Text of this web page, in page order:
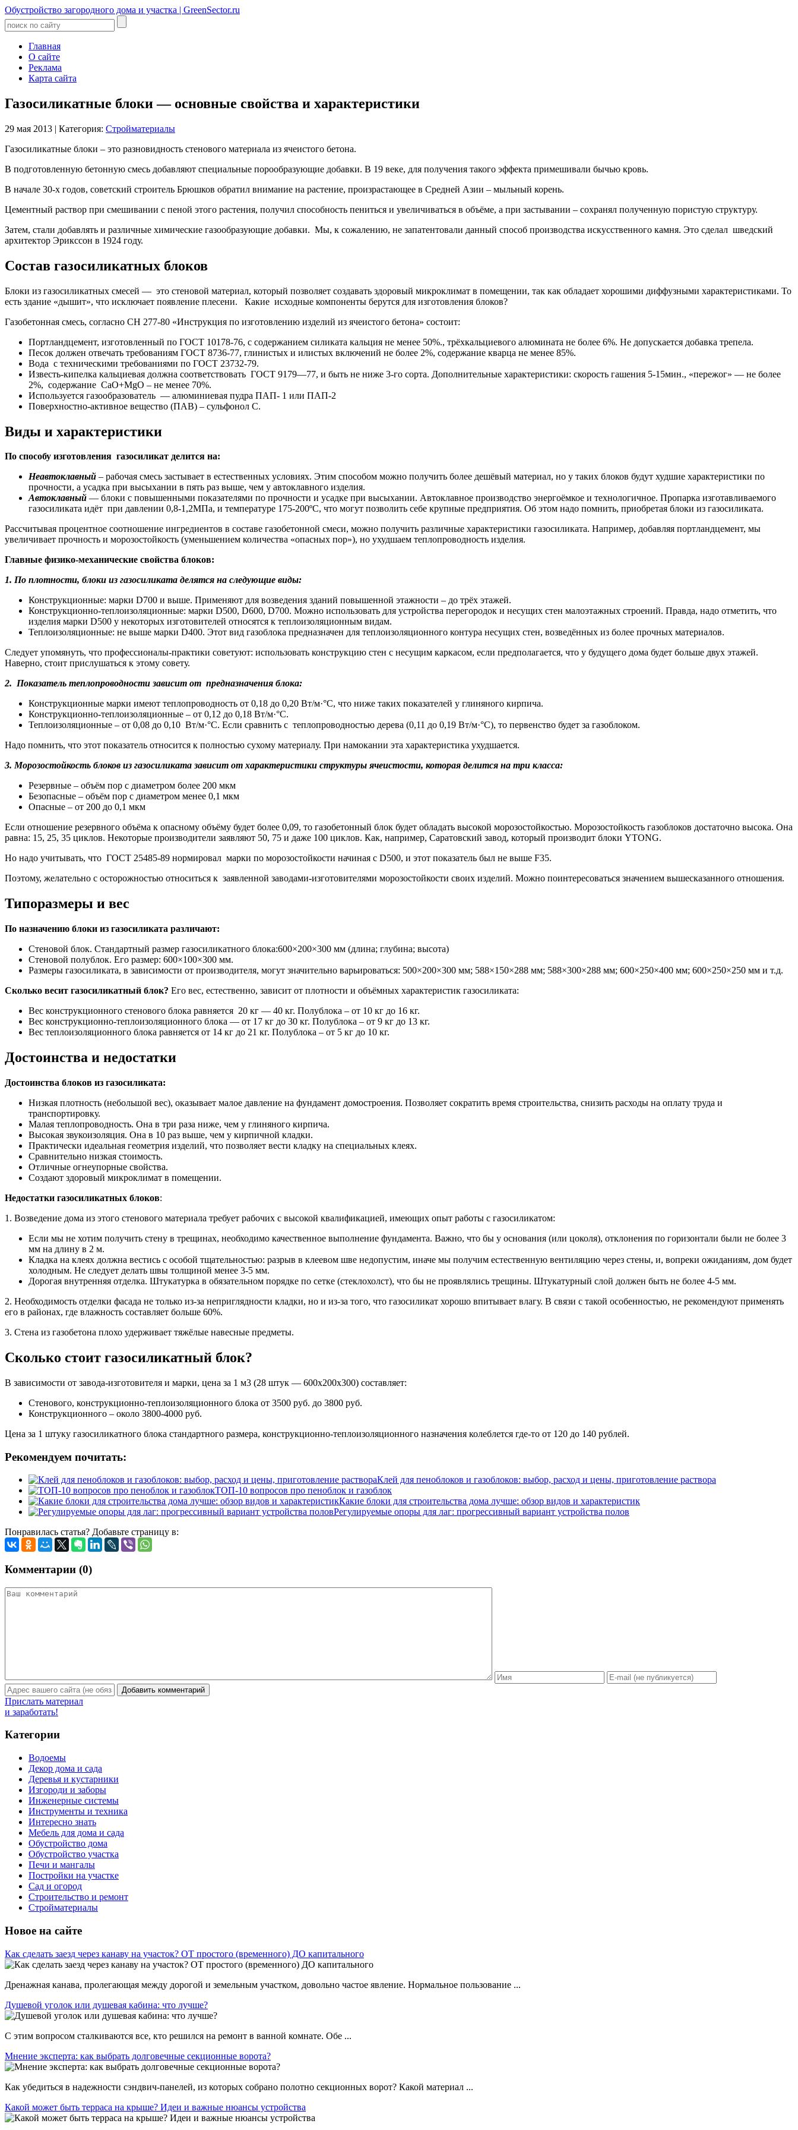
Обустройство загородного дома и участка | GreenSector.ru
Главная
О сайте
Реклама
Карта сайта
Газосиликатные блоки — основные свойства и характеристики
29 мая 2013 | Категория: Стройматериалы
Газосиликатные блоки – это разновидность стенового материала из ячеистого бетона.
В подготовленную бетонную смесь добавляют специальные порообразующие добавки. В 19 веке, для получения такого эффекта примешивали бычью кровь.
В начале 30-х годов, советский строитель Брюшков обратил внимание на растение, произрастающее в Средней Азии – мыльный корень.
Цементный раствор при смешивании с пеной этого растения, получил способность пениться и увеличиваться в объёме, а при застывании – сохранял полученную пористую структуру.
Затем, стали добавлять и различные химические газообразующие добавки. Мы, к сожалению, не запатентовали данный способ производства искусственного камня. Это сделал шведский
архитектор Эрикссон в 1924 году.
Состав газосиликатных блоков
Блоки из газосиликатных смесей — это стеновой материал, который позволяет создавать здоровый микроклимат в помещении, так как обладает хорошими диффузными характеристиками. То
есть здание «дышит», что исключает появление плесени. Какие исходные компоненты берутся для изготовления блоков?
Газобетонная смесь, согласно СН 277-80 «Инструкция по изготовлению изделий из ячеистого бетона» состоит:
Портландцемент, изготовленный по ГОСТ 10178-76, с содержанием силиката кальция не менее 50%., трёхкальциевого алюмината не более 6%. Не допускается добавка трепела.
Песок должен отвечать требованиям ГОСТ 8736-77, глинистых и илистых включений не более 2%, содержание кварца не менее 85%.
Вода с техническими требованиями по ГОСТ 23732-79.
Известь-кипелка кальциевая должна соответствовать ГОСТ 9179—77, и быть не ниже 3-го сорта. Дополнительные характеристики: скорость гашения 5-15мин., «пережог» — не более
2%, содержание СаО+МgО – не менее 70%.
Используется газообразователь — алюминиевая пудра ПАП- 1 или ПАП-2
Поверхностно-активное вещество (ПАВ) – сульфонол С.
Виды и характеристики
По способу изготовления газосиликат делится на:
Неавтоклавный – рабочая смесь застывает в естественных условиях. Этим способом можно получить более дешёвый материал, но у таких блоков будут худшие характеристики по
прочности, а усадка при высыхании в пять раз выше, чем у автоклавного изделия.
Автоклавный — блоки с повышенными показателями по прочности и усадке при высыхании. Автоклавное производство энергоёмкое и технологичное. Пропарка изготавливаемого
газосиликата идёт при давлении 0,8-1,2МПа, и температуре 175-200ºС, что могут позволить себе крупные предприятия. Об этом надо помнить, приобретая блоки из газосиликата.
Рассчитывая процентное соотношение ингредиентов в составе газобетонной смеси, можно получить различные характеристики газосиликата. Например, добавляя портландцемент, мы
увеличивает прочность и морозостойкость (уменьшением количества «опасных пор»), но ухудшаем теплопроводность изделия.
Главные физико-механические свойства блоков:
1. По плотности, блоки из газосиликата делятся на следующие виды:
Конструкционные: марки D700 и выше. Применяют для возведения зданий повышенной этажности – до трёх этажей.
Конструкционно-теплоизоляционные: марки D500, D600, D700. Можно использовать для устройства перегородок и несущих стен малоэтажных строений. Правда, надо отметить, что
изделия марки D500 у некоторых изготовителей относятся к теплоизоляционным видам.
Теплоизоляционные: не выше марки D400. Этот вид газоблока предназначен для теплоизоляционного контура несущих стен, возведённых из более прочных материалов.
Следует упомянуть, что профессионалы-практики советуют: использовать конструкцию стен с несущим каркасом, если предполагается, что у будущего дома будет больше двух этажей.
Наверно, стоит прислушаться к этому совету.
2. Показатель теплопроводности зависит от предназначения блока:
Конструкционные марки имеют теплопроводность от 0,18 до 0,20 Вт/м·°С, что ниже таких показателей у глиняного кирпича.
Конструкционно-теплоизоляционные – от 0,12 до 0,18 Вт/м·°С.
Теплоизоляционные – от 0,08 до 0,10 Вт/м·°С. Если сравнить с теплопроводностью дерева (0,11 до 0,19 Вт/м·°С), то первенство будет за газоблоком.
Надо помнить, что этот показатель относится к полностью сухому материалу. При намокании эта характеристика ухудшается.
3. Морозостойкость блоков из газосиликата зависит от характеристики структуры ячеистости, которая делится на три класса:
Резервные – объём пор с диаметром более 200 мкм
Безопасные – объём пор с диаметром менее 0,1 мкм
Опасные – от 200 до 0,1 мкм
Если отношение резервного объёма к опасному объёму будет более 0,09, то газобетонный блок будет обладать высокой морозостойкостью. Морозостойкость газоблоков достаточно высока. Она
равна: 15, 25, 35 циклов. Некоторые производители заявляют 50, 75 и даже 100 циклов. Как, например, Саратовский завод, который производит блоки YTONG.
Но надо учитывать, что ГОСТ 25485-89 нормировал марки по морозостойкости начиная с D500, и этот показатель был не выше F35.
Поэтому, желательно с осторожностью относиться к заявленной заводами-изготовителями морозостойкости своих изделий. Можно поинтересоваться значением вышесказанного отношения.
Типоразмеры и вес
По назначению блоки из газосиликата различают:
Стеновой блок. Стандартный размер газосиликатного блока:600×200×300 мм (длина; глубина; высота)
Стеновой полублок. Его размер: 600×100×300 мм.
Размеры газосиликата, в зависимости от производителя, могут значительно варьироваться: 500×200×300 мм; 588×150×288 мм; 588×300×288 мм; 600×250×400 мм; 600×250×250 мм и т.д.
Сколько весит газосиликатный блок? Его вес, естественно, зависит от плотности и объёмных характеристик газосиликата:
Вес конструкционного стенового блока равняется 20 кг — 40 кг. Полублока – от 10 кг до 16 кг.
Вес конструкционно-теплоизоляционного блока — от 17 кг до 30 кг. Полублока – от 9 кг до 13 кг.
Вес теплоизоляционного блока равняется от 14 кг до 21 кг. Полублока – от 5 кг до 10 кг.
Достоинства и недостатки
Достоинства блоков из газосиликата:
Низкая плотность (небольшой вес), оказывает малое давление на фундамент домостроения. Позволяет сократить время строительства, снизить расходы на оплату труда и
транспортировку.
Малая теплопроводность. Она в три раза ниже, чем у глиняного кирпича.
Высокая звукоизоляция. Она в 10 раз выше, чем у кирпичной кладки.
Практически идеальная геометрия изделий, что позволяет вести кладку на специальных клеях.
Сравнительно низкая стоимость.
Отличные огнеупорные свойства.
Создают здоровый микроклимат в помещении.
Недостатки газосиликатных блоков:
1. Возведение дома из этого стенового материала требует рабочих с высокой квалификацией, имеющих опыт работы с газосиликатом:
Если мы не хотим получить стену в трещинах, необходимо качественное выполнение фундамента. Важно, что бы у основания (или цоколя), отклонения по горизонтали были не более 3
мм на длину в 2 м.
Кладка на клеях должна вестись с особой тщательностью: разрыв в клеевом шве недопустим, иначе мы получим естественную вентиляцию через стены, и, вопреки ожиданиям, дом будет
холодным. Не следует делать швы толщиной менее 3-5 мм.
Дорогая внутренняя отделка. Штукатурка в обязательном порядке по сетке (стеклохолст), что бы не проявлялись трещины. Штукатурный слой должен быть не более 4-5 мм.
2. Необходимость отделки фасада не только из-за неприглядности кладки, но и из-за того, что газосиликат хорошо впитывает влагу. В связи с такой особенностью, не рекомендуют применять
его в районах, где влажность составляет больше 60%.
3. Стена из газобетона плохо удерживает тяжёлые навесные предметы.
Сколько стоит газосиликатный блок?
В зависимости от завода-изготовителя и марки, цена за 1 м3 (28 штук — 600х200х300) составляет:
Стенового, конструкционно-теплоизоляционного блока от 3500 руб. до 3800 руб.
Конструкционного – около 3800-4000 руб.
Цена за 1 штуку газосиликатного блока стандартного размера, конструкционно-теплоизоляционного назначения колеблется где-то от 120 до 140 рублей.
Рекомендуем почитать:
Клей для пеноблоков и газоблоков: выбор, расход и цены, приготовление раствора
ТОП-10 вопросов про пеноблок и газоблок
Какие блоки для строительства дома лучше: обзор видов и характеристик
Регулируемые опоры для лаг: прогрессивный вариант устройства полов
Понравилась статья? Добавьте страницу в:
Комментарии (0)
Прислать материал
и заработать!
Категории
Водоемы
Декор дома и сада
Деревья и кустарники
Изгороди и заборы
Инженерные системы
Инструменты и техника
Интересно знать
Мебель для дома и сада
Обустройство дома
Обустройство участка
Печи и мангалы
Постройки на участке
Сад и огород
Строительство и ремонт
Стройматериалы
Новое на сайте
Как сделать заезд через канаву на участок? ОТ простого (временного) ДО капитального
Дренажная канава, пролегающая между дорогой и земельным участком, довольно частое явление. Нормальное пользование ...
Душевой уголок или душевая кабина: что лучше?
С этим вопросом сталкиваются все, кто решился на ремонт в ванной комнате. Обе ...
Мнение эксперта: как выбрать долговечные секционные ворота?
Как убедиться в надежности сэндвич-панелей, из которых собрано полотно секционных ворот? Какой материал ...
Какой может быть терраса на крыше? Идеи и важные нюансы устройства